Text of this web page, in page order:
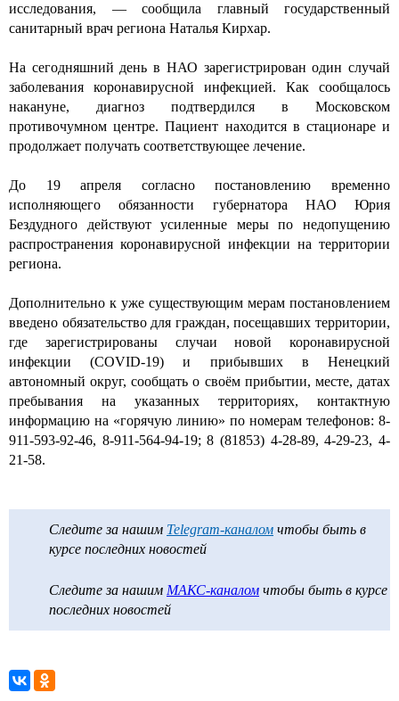
исследования, — сообщила главный государственный
санитарный врач региона Наталья Кирхар.
На сегодняшний день в НАО зарегистрирован один случай
заболевания коронавирусной инфекцией. Как сообщалось
накануне, диагноз подтвердился в Московском
противочумном центре. Пациент находится в стационаре и
продолжает получать соответствующее лечение.
До 19 апреля согласно постановлению временно
исполняющего обязанности губернатора НАО Юрия
Бездудного действуют усиленные меры по недопущению
распространения коронавирусной инфекции на территории
региона.
Дополнительно к уже существующим мерам постановлением
введено обязательство для граждан, посещавших территории,
где зарегистрированы случаи новой коронавирусной
инфекции (COVID-19) и прибывших в Ненецкий
автономный округ, сообщать о своём прибытии, месте, датах
пребывания на указанных территориях, контактную
информацию на «горячую линию» по номерам телефонов: 8-
911-593-92-46, 8-911-564-94-19; 8 (81853) 4-28-89, 4-29-23, 4-
21-58.
Следите за нашим Telegram-каналом чтобы быть в
курсе последних новостей
Следите за нашим МАКС-каналом чтобы быть в курсе
последних новостей